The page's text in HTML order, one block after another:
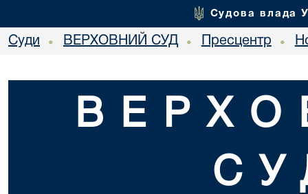
Судова влада
Суди • ВЕРХОВНИЙ СУД • Пресцентр •